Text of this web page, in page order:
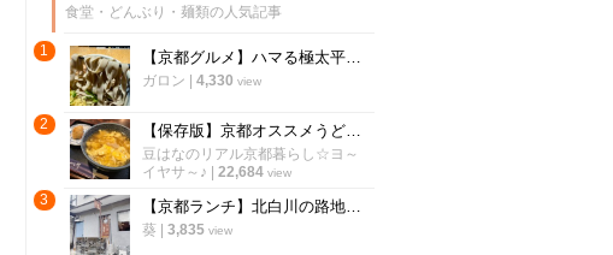
食堂・どんぶり・麺類の人気記事
1 【京都グルメ】ハマる極太平打ち蕎麦！人気スーパー銭湯「力の湯」の食事処に新店
ガロン 4,330 view
2 【保存版】京都オススメうどん！京都駅行列店～昔ながらの地元食堂まで☆下京区編【厳選８店】
豆はなのリアル京都暮らし☆ヨ～
イヤサ～♪
22,684 view
3 【京都ランチ】北白川の路地裏レトロ食堂 秘密にしたい穴場店の"絶品タツタ南蛮"
葵 3,835 view